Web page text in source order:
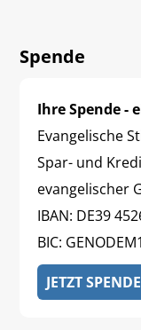
Spende
Ihre Spende -
Evangelische
Spar- und
evangelischer
IBAN: DE39
BIC:
JETZT